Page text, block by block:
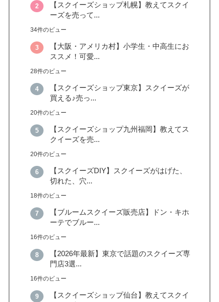
【スクイーズショップ札幌】教えてスクイ
ーズを売って...
34件のビュー
【大阪・アメリカ村】小学生・中高生にお
ススメ！可愛...
28件のビュー
【スクイーズショップ東京】スクイーズが
買える♪売っ...
20件のビュー
【スクイーズショップ九州福岡】教えてス
クイーズを売...
20件のビュー
【スクイーズDIY】スクイーズがはげた、
切れた、穴...
18件のビュー
【ブルームスクイーズ販売店】ドン・キホ
ーテでブルー...
16件のビュー
【2026年最新】東京で話題のスクイーズ専
門店3選...
16件のビュー
【スクイーズショップ仙台】教えてスクイ